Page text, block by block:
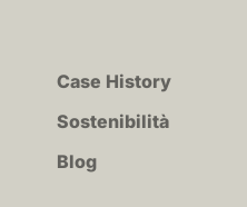
Case History
Sostenibilità
Blog